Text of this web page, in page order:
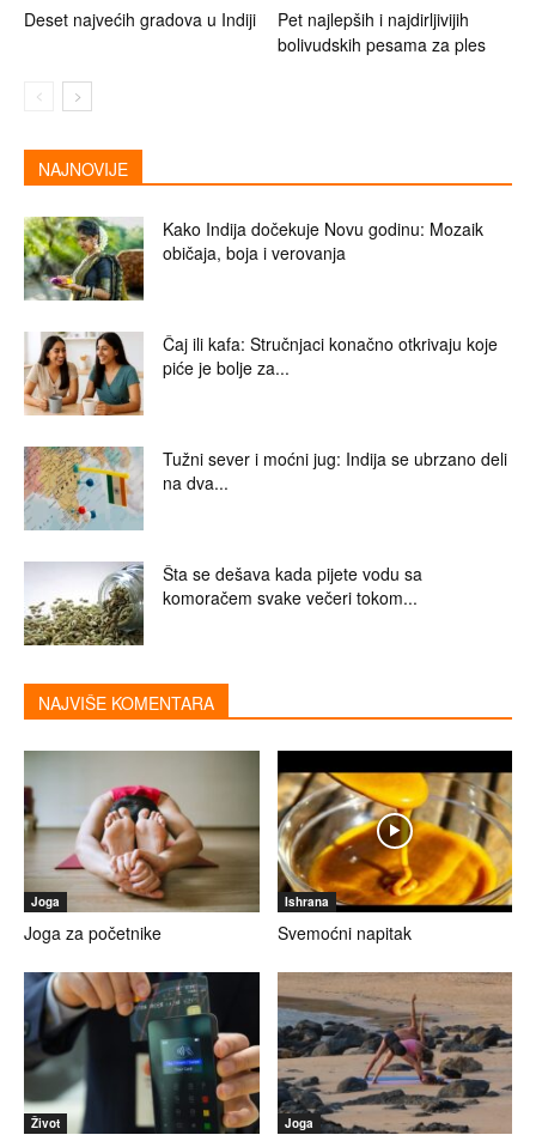
Deset najvećih gradova u Indiji
Pet najlepših i najdirljivijih
bolivudskih pesama za ples
NAJNOVIJE
Kako Indija dočekuje Novu godinu: Mozaik
običaja, boja i verovanja
Čaj ili kafa: Stručnjaci konačno otkrivaju koje
piće je bolje za...
Tužni sever i moćni jug: Indija se ubrzano deli
na dva...
Šta se dešava kada pijete vodu sa
komoračem svake večeri tokom...
NAJVIŠE KOMENTARA
Joga
Joga za početnike
Ishrana
Svemoćni napitak
Život Joga